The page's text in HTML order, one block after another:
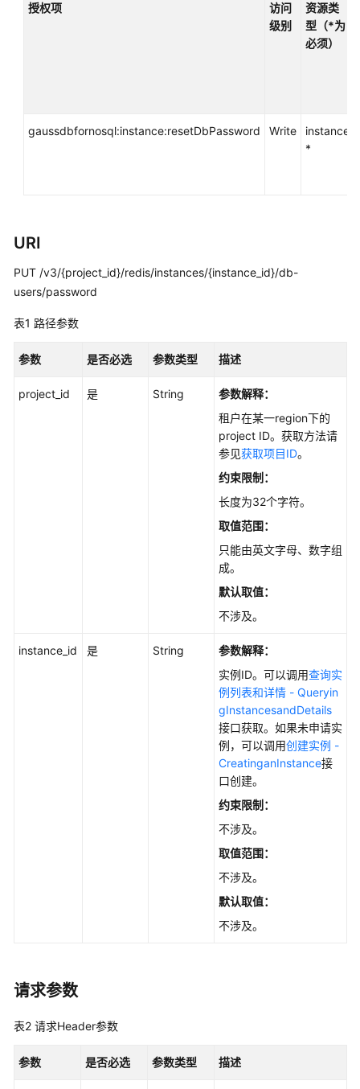
容
接
口
技
术
皮
API
参
何
v3（推
荐）
授权项
访问
级别
资源类
型（*为
必须）
gaussdbfornosql:instance:resetDbPassword Write
instance
*
URI
PUT /v3/{project_id}/redis/instances/{instance_id}/db-
users/password
表1 路径参数
参数 是否必选 参数类型 描述
project_id 是 String
参数解释：
租户在某一region下的
project ID。获取方法请
参见获取项目ID。
约束限制：
长度为32个字符。
取值范围：
只能由英文字母、数字组
成。
默认取值：
不涉及。
instance_id 是 String
参数解释：
实例ID。可以调用查询实
例列表和详情 - Queryin
gInstancesandDetails
接口获取。如果未申请实
例，可以调用创建实例 -
CreatinganInstance接
口创建。
约束限制：
不涉及。
取值范围：
不涉及。
默认取值：
不涉及。
请求参数
表2 请求Header参数
参数 是否必选 参数类型 描述